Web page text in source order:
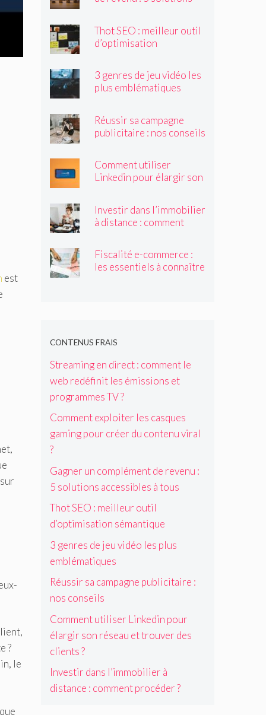
est
?
le
Thot SEO : meilleur outil
d’optimisation
3 genres de jeu vidéo les
plus emblématiques
Réussir sa campagne
publicitaire : nos conseils
Comment utiliser
Linkedin pour élargir son
Investir dans l’immobilier
à distance : comment
Fiscalité e-commerce :
les essentiels à connaître
CONTENUS FRAIS
Streaming en direct : comment le
web redéfinit les émissions et
programmes TV ?
Comment exploiter les casques
gaming pour créer du contenu viral
?
Gagner un complément de revenu :
5 solutions accessibles à tous
Thot SEO : meilleur outil
d’optimisation sémantique
3 genres de jeu vidéo les plus
emblématiques
Réussir sa campagne publicitaire :
nos conseils
Comment utiliser Linkedin pour
élargir son réseau et trouver des
clients ?
Investir dans l’immobilier à
distance : comment procéder ?